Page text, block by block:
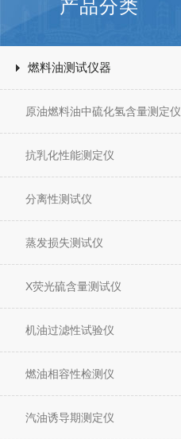
产品分类
燃料油测试仪器
原油燃料油中硫化氢含量测定仪
抗乳化性能测定仪
分离性测试仪
蒸发损失测试仪
X荧光硫含量测试仪
机油过滤性试验仪
燃油相容性检测仪
汽油诱导期测定仪